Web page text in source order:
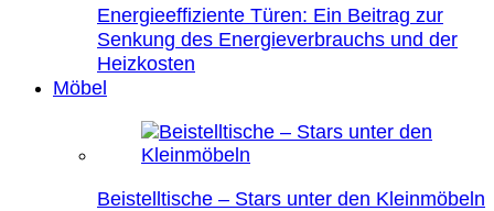
Energieeffiziente Türen: Ein Beitrag zur
Senkung des Energieverbrauchs und der
Heizkosten
Möbel
Beistelltische – Stars unter den Kleinmöbeln